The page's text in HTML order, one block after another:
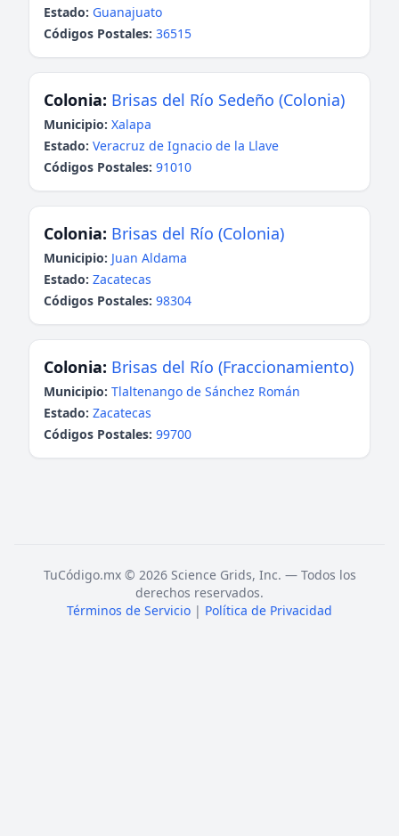
Estado: Guanajuato
Códigos Postales: 36515
Colonia: Brisas del Río Sedeño (Colonia)
Municipio: Xalapa
Estado: Veracruz de Ignacio de la Llave
Códigos Postales: 91010
Colonia: Brisas del Río (Colonia)
Municipio: Juan Aldama
Estado: Zacatecas
Códigos Postales: 98304
Colonia: Brisas del Río (Fraccionamiento)
Municipio: Tlaltenango de Sánchez Román
Estado: Zacatecas
Códigos Postales: 99700
TuCódigo.mx © 2026 Science Grids, Inc. — Todos los
derechos reservados.
Términos de Servicio | Política de Privacidad